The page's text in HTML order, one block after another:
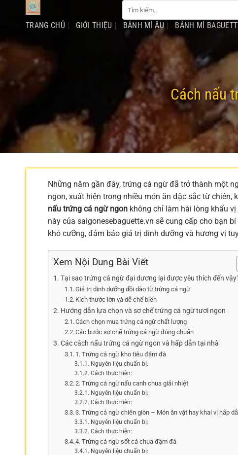
dung
kiếm:
TRANG CHỦ GIỚI THIỆU BÁNH MÌ ÂU BÁNH MÌ
Cách nấu
Những năm gần đây, trứng cá ngừ đã trở thành một
ngon, xuất hiện trong nhiều món ăn đặc sắc từ
nấu trứng cá ngừ ngon không chỉ làm hài lòng khẩu
này của saigonesebaguette.vn sẽ cung cấp cho bạn
khó cưỡng, đảm bảo giá trị dinh dưỡng và hương vị
Xem Nội Dung Bài Viết
Tại sao trứng cá ngừ đại dương lại được yêu thích đến
Giá trị dinh dưỡng dồi dào từ trứng cá ngừ
Kích thước lớn và dễ chế biến
Hướng dẫn lựa chọn và sơ chế trứng cá ngừ tươi ngon
Cách chọn mua trứng cá ngừ chất lượng
Các bước sơ chế trứng cá ngừ đúng chuẩn
Các cách nấu trứng cá ngừ ngon và hấp dẫn tại nhà
1. Trứng cá ngừ kho tiêu đậm đà
Nguyên liệu chuẩn bị:
Cách thực hiện:
2. Trứng cá ngừ nấu canh chua giải nhiệt
Nguyên liệu chuẩn bị:
Cách thực hiện:
3. Trứng cá ngừ chiên giòn – Món ăn vặt hay khai vị hấp
Nguyên liệu chuẩn bị:
Cách thực hiện:
4. Trứng cá ngừ sốt cà chua đậm đà
Nguyên liệu chuẩn bị: